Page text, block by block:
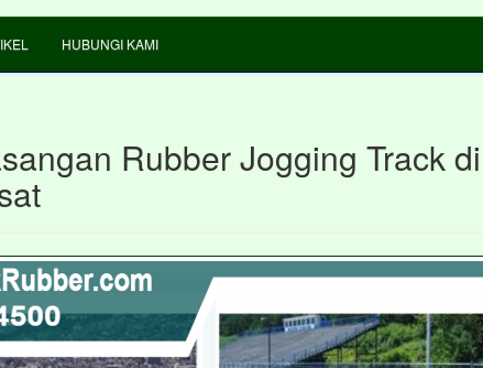
HUBUNGI KAMI
Rubber Jogging Track di